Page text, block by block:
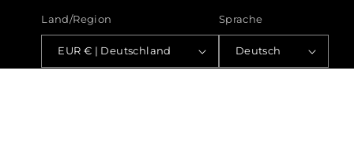
Land/Region
EUR € | Deutschland
Sprache
Deutsch